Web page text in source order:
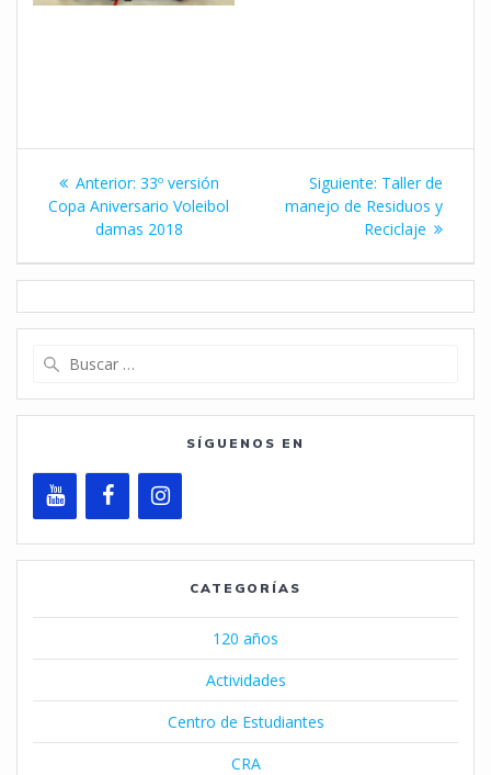
Navegación
de
entradas
Anterior: Entrada
anterior:
33º versión
Copa Aniversario Voleibol
damas 2018
Siguiente: Siguiente
entrada:
Taller de
manejo de Residuos y
Reciclaje
SÍGUENOS EN
CATEGORÍAS
120 años
Actividades
Centro de Estudiantes
CRA